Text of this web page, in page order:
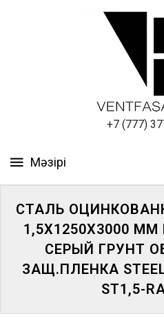
+7 (777)
ПАНЕЛИ
ПРОЕКТИРОВАНИЕ
СТАЛЬ
1,5Х1250Х3000 ММ
СЕРЫЙ ГРУНТ
ЗАЩ.ПЛЕНКА STEEL
ST1,5-